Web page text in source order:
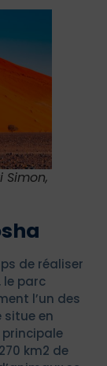
Simon,
de réaliser
le parc
l’un des
situe en
km2 de